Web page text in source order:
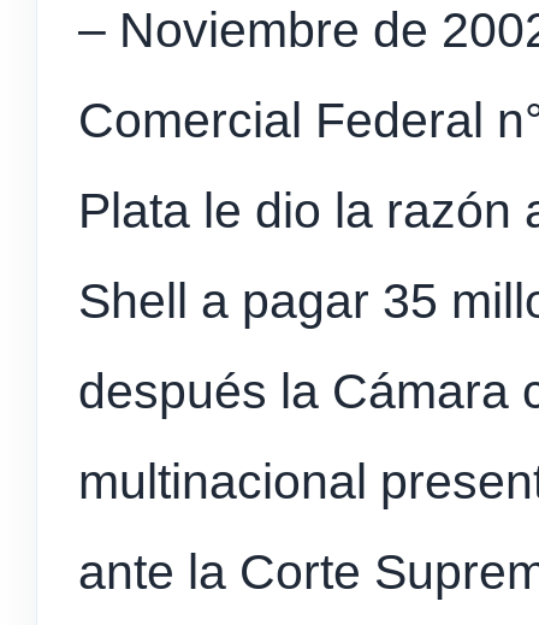
– Noviembre de
Comercial Federal
Plata le dio la razón
Shell a pagar 35
después la Cámara
multinacional
ante la Corte